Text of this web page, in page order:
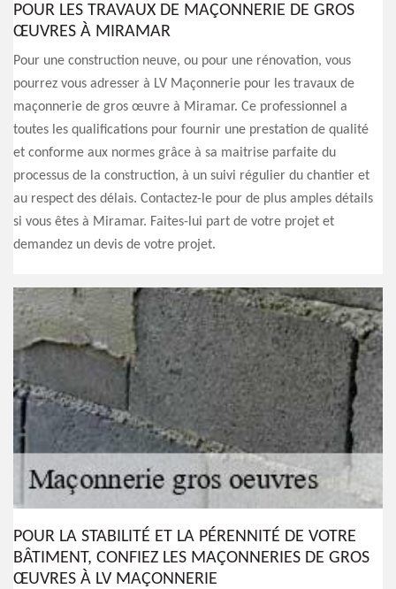
POUR LES TRAVAUX DE MAÇONNERIE DE GROS
ŒUVRES À MIRAMAR
Pour une construction neuve, ou pour une rénovation, vous
pourrez vous adresser à LV Maçonnerie pour les travaux de
maçonnerie de gros œuvre à Miramar. Ce professionnel a
toutes les qualifications pour fournir une prestation de qualité
et conforme aux normes grâce à sa maitrise parfaite du
processus de la construction, à un suivi régulier du chantier et
au respect des délais. Contactez-le pour de plus amples détails
si vous êtes à Miramar. Faites-lui part de votre projet et
demandez un devis de votre projet.
POUR LA STABILITÉ ET LA PÉRENNITÉ DE VOTRE
BÂTIMENT, CONFIEZ LES MAÇONNERIES DE GROS
ŒUVRES À LV MAÇONNERIE